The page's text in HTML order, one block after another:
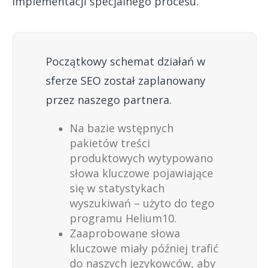
Początkowy schemat działań w
sferze SEO został zaplanowany
przez naszego partnera.
Na bazie wstępnych
pakietów treści
produktowych wytypowano
słowa kluczowe pojawiające
się w statystykach
wyszukiwań – użyto do tego
programu Helium10.
Zaaprobowane słowa
kluczowe miały później trafić
do naszych językowców, aby